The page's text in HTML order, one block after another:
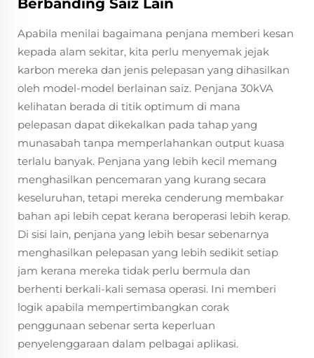
Berbanding Saiz Lain
Apabila menilai bagaimana penjana memberi kesan
kepada alam sekitar, kita perlu menyemak jejak
karbon mereka dan jenis pelepasan yang dihasilkan
oleh model-model berlainan saiz. Penjana 30kVA
kelihatan berada di titik optimum di mana
pelepasan dapat dikekalkan pada tahap yang
munasabah tanpa memperlahankan output kuasa
terlalu banyak. Penjana yang lebih kecil memang
menghasilkan pencemaran yang kurang secara
keseluruhan, tetapi mereka cenderung membakar
bahan api lebih cepat kerana beroperasi lebih kerap.
Di sisi lain, penjana yang lebih besar sebenarnya
menghasilkan pelepasan yang lebih sedikit setiap
jam kerana mereka tidak perlu bermula dan
berhenti berkali-kali semasa operasi. Ini memberi
logik apabila mempertimbangkan corak
penggunaan sebenar serta keperluan
penyelenggaraan dalam pelbagai aplikasi.